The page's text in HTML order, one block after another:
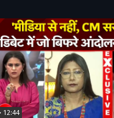
12:44